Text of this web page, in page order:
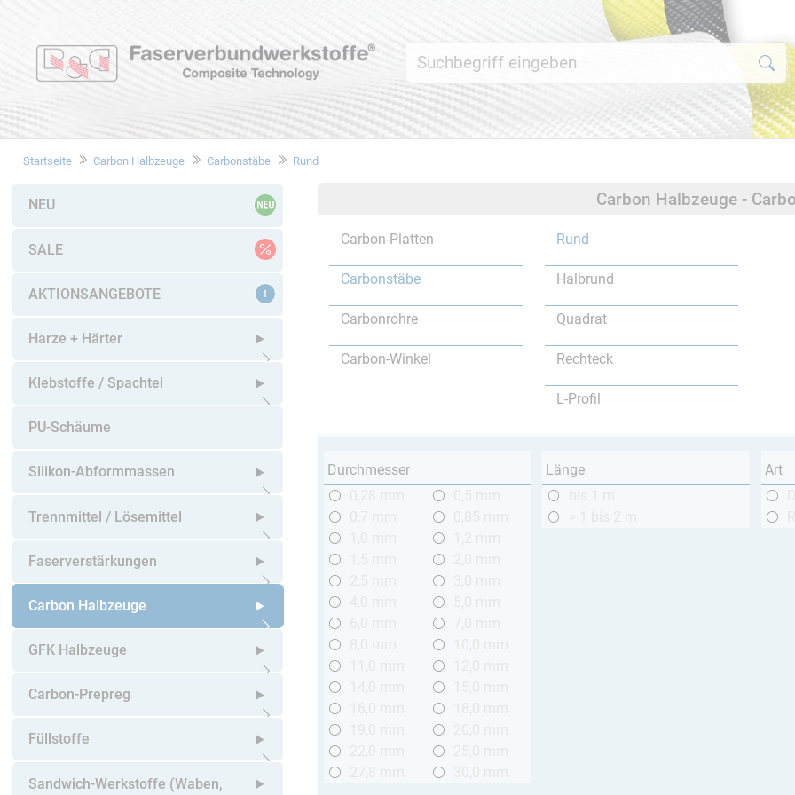
Startseite Carbon Halbzeuge Carbonstäbe Rund
NEU
SALE
AKTIONSANGEBOTE
Harze + Härter
Untermenü öffnen
Klebstoffe / Spachtel
PU-Schäume
Silikon-Abformmassen
Untermenü öffnen
Trennmittel / Lösemittel
Untermenü öffnen
Faserverstärkungen
Untermenü öffnen
Carbon Halbzeuge
Untermenü öffnen
GFK Halbzeuge
Untermenü öffnen
Carbon-Prepreg
Untermenü öffnen
Füllstoffe
Untermenü öffnen
Sandwich-Werkstoffe (Waben,
Carbon Halbzeuge -
Carbon-Platten
Carbonstäbe
Carbonrohre
Carbon-Winkel
Rund
Halbrund
Quadrat
Rechteck
L-Profil
Durchmesser
Länge
Art